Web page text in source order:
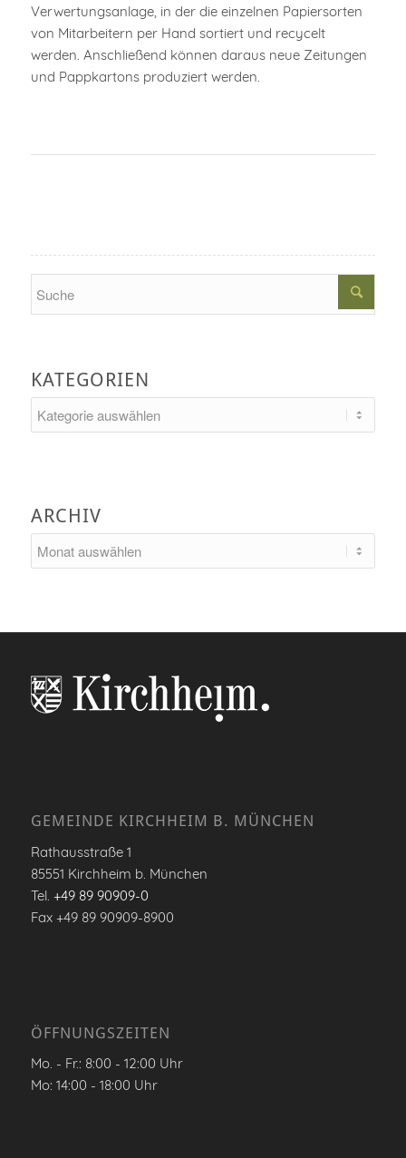
Verwertungsanlage, in der die einzelnen Papiersorten
von Mitarbeitern per Hand sortiert und recycelt
werden. Anschließend können daraus neue Zeitungen
und Pappkartons produziert werden.
KATEGORIEN
ARCHIV
GEMEINDE KIRCHHEIM B. MÜNCHEN
Rathausstraße 1
85551 Kirchheim b. München
Tel. +49 89 90909-0
Fax +49 89 90909-8900
ÖFFNUNGSZEITEN
Mo. - Fr.: 8:00 - 12:00 Uhr
Mo: 14:00 - 18:00 Uhr